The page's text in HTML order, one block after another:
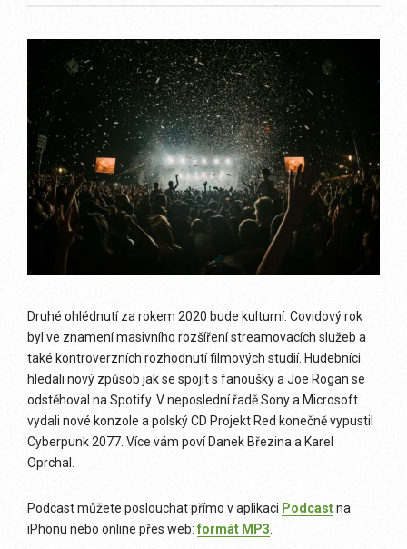
Druhé ohlédnutí za rokem 2020 bude kulturní. Covidový rok
byl ve znamení masivního rozšíření streamovacích služeb a
také kontroverzních rozhodnutí filmových studií. Hudebníci
hledali nový způsob jak se spojit s fanoušky a Joe Rogan se
odstěhoval na Spotify. V neposlední řadě Sony a Microsoft
vydali nové konzole a polský CD Projekt Red konečně vypustil
Cyberpunk 2077. Více vám poví Danek Březina a Karel
Oprchal.
Podcast můžete poslouchat přímo v aplikaci Podcastna
iPhonu nebo online přes web: formát MP3